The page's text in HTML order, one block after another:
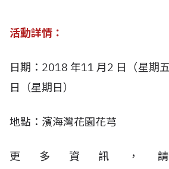
活動詳情：
日期：2018 年11 月2 日（星期
日（星期日）
地點：濱海灣花園花芎
更多資訊，